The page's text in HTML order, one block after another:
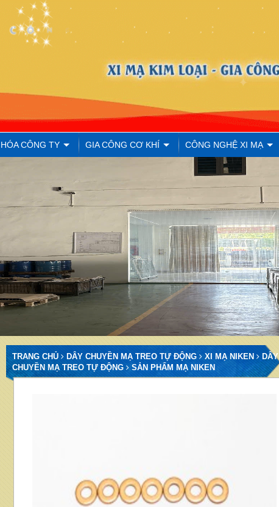
CÔNG TY GIA CÔNG CƠ KHÍ CÔNG NGHỆ XI MẠ
TRANG CHỦ DÂY CHUYỀN MẠ TREO TỰ ĐỘNG XI MẠ NIKEN
DÂY
CHUYỀN MẠ TREO TỰ ĐỘNG SẢN PHẨM MẠ NIKEN